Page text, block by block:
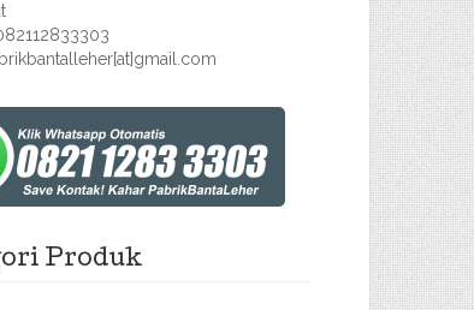
Produk